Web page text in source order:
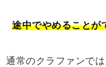
途中でやめることが
通常のクラファンで